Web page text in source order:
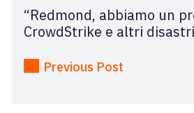
“Redmond, abbiamo un
CrowdStrike e altri
Previous Post